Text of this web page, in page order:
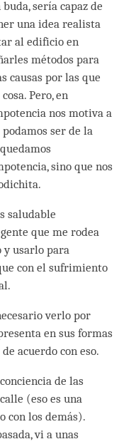
sería capaz de
una idea realista
al edificio en
métodos para
causas por las que
Pero, en
nos motiva a
ser de la
sino que nos
saludable
que me rodea
y usarlo para
con el sufrimiento
verlo por
en sus formas
acuerdo con eso.
de las
(eso es una
con los demás).
vi a unas